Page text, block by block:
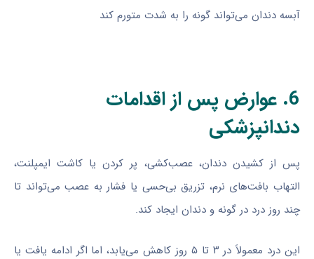
آبسه دندان می‌تواند گونه را به شدت متورم کند
6. عوارض پس از اقدامات
دندانپزشکی
پس از کشیدن دندان، عصب‌کشی، پر کردن یا کاشت ایمپلنت،
التهاب بافت‌های نرم، تزریق بی‌حسی یا فشار به عصب می‌تواند تا
چند روز درد در گونه و دندان ایجاد کند.
این درد معمولاً در ۳ تا ۵ روز کاهش می‌یابد، اما اگر ادامه یافت یا